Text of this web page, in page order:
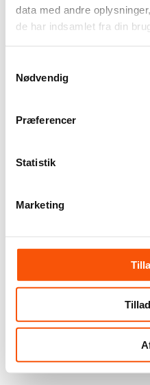
data med andre
de har indsamlet fra din
Nødvendig
Præferencer
Statistik
Marketing